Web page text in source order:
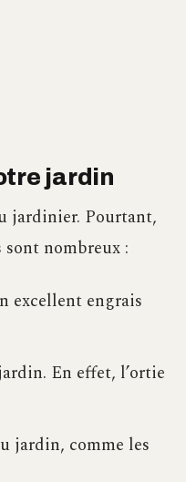
jardin
jardinier. Pourtant,
nombreux :
excellent engrais
En effet, l’ortie
jardin, comme les